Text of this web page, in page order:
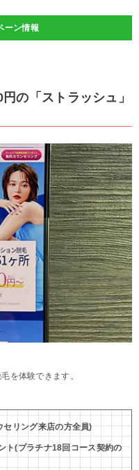
ーン情報
の「ストラッシュ」
を体験できます。
セリング来店の方全員)
ト(プラチナ18回コース契約の